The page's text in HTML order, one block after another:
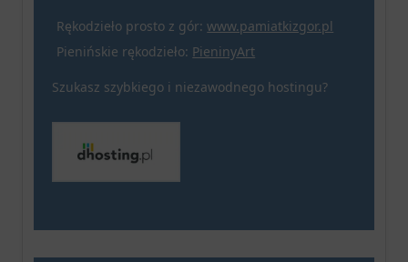
Rękodzieło prosto z gór:www.pamiatkizgor.pl
Pienińskie rękodzieło: PieninyArt
Szukasz szybkiego i niezawodnego hostingu?